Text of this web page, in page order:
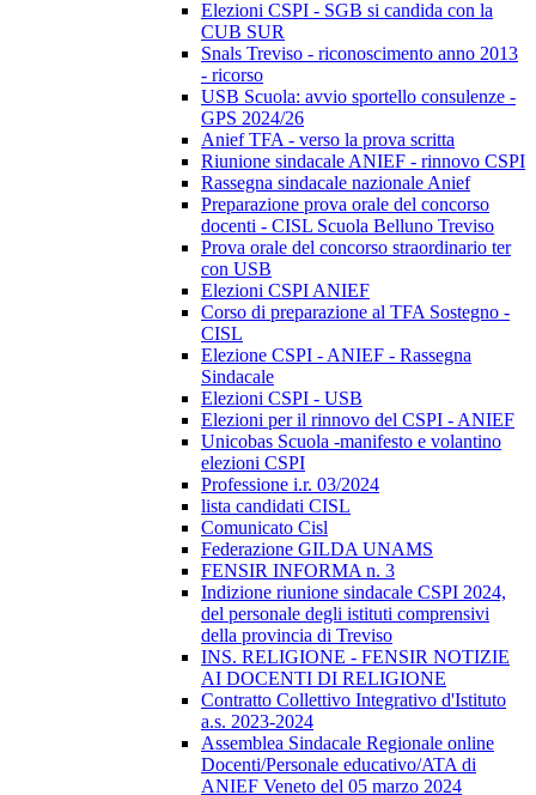
Elezioni CSPI - SGB si candida con la
CUB SUR
Snals Treviso - riconoscimento anno 2013
- ricorso
USB Scuola: avvio sportello consulenze -
GPS 2024/26
Anief TFA - verso la prova scritta
Riunione sindacale ANIEF - rinnovo CSPI
Rassegna sindacale nazionale Anief
Preparazione prova orale del concorso
docenti - CISL Scuola Belluno Treviso
Prova orale del concorso straordinario ter
con USB
Elezioni CSPI ANIEF
Corso di preparazione al TFA Sostegno -
CISL
Elezione CSPI - ANIEF - Rassegna
Sindacale
Elezioni CSPI - USB
Elezioni per il rinnovo del CSPI - ANIEF
Unicobas Scuola -manifesto e volantino
elezioni CSPI
Professione i.r. 03/2024
lista candidati CISL
Comunicato Cisl
Federazione GILDA UNAMS
FENSIR INFORMA n. 3
Indizione riunione sindacale CSPI 2024,
del personale degli istituti comprensivi
della provincia di Treviso
INS. RELIGIONE - FENSIR NOTIZIE
AI DOCENTI DI RELIGIONE
Contratto Collettivo Integrativo d'Istituto
a.s. 2023-2024
Assemblea Sindacale Regionale online
Docenti/Personale educativo/ATA di
ANIEF Veneto del 05 marzo 2024